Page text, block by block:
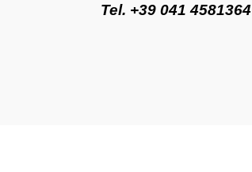
Tel. +39 041 4581364